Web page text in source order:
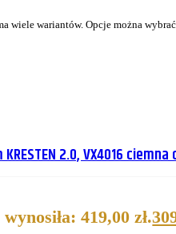
wiele wariantów. Opcje można
2.0, VX4016
419,00 zł.